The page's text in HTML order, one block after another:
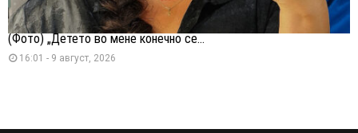
(Фото) „Детето во мене конечно се...
16:01 - 9 август, 2026